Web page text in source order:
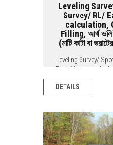
Leveling
Survey/ RL/
calculation,
Filling, আর্থ
(মাটি কাটা বা
Leveling Survey/
Earth Volume
DETAILS